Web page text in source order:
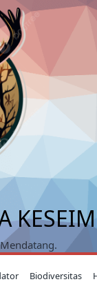
Biodiversitas